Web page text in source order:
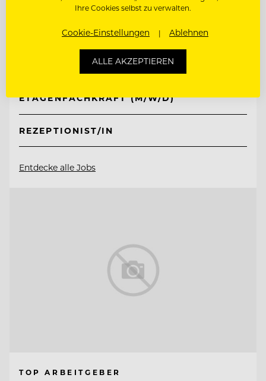
8225 Pöllauberg, Österreich
ETAGENFACHKRAFT (M/W/D)
REZEPTIONIST/IN
Entdecke alle Jobs
TOP ARBEITGEBER
Ihre Cookies selbst zu verwalten.
Cookie-Einstellungen Ablehnen
ALLE AKZEPTIEREN